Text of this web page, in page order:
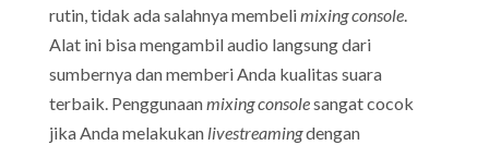
rutin, tidak ada salahnya membelimixing console.
Alat ini bisa mengambil audio langsung dari
sumbernya dan memberi Anda kualitas suara
terbaik. Penggunaanmixing consolesangat cocok
jika Anda melakukan livestreamingdengan